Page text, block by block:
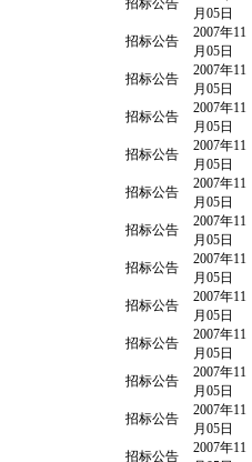
招标公告
月05日
招标公告
2007年11
月05日
招标公告
2007年11
月05日
招标公告
2007年11
月05日
招标公告
2007年11
月05日
招标公告
2007年11
月05日
招标公告
2007年11
月05日
招标公告
2007年11
月05日
招标公告
2007年11
月05日
招标公告
2007年11
月05日
招标公告
2007年11
月05日
招标公告
2007年11
月05日
招标公告
2007年11